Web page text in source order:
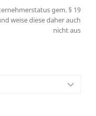
gem. § 19
weise diese daher auch
nicht aus